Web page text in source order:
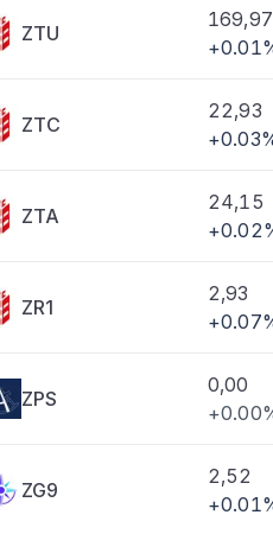
ZTU
169,97
ZTC
22,93
ZTA
24,15
ZR1
2,93
ZPS
0,00
ZG9
2,52